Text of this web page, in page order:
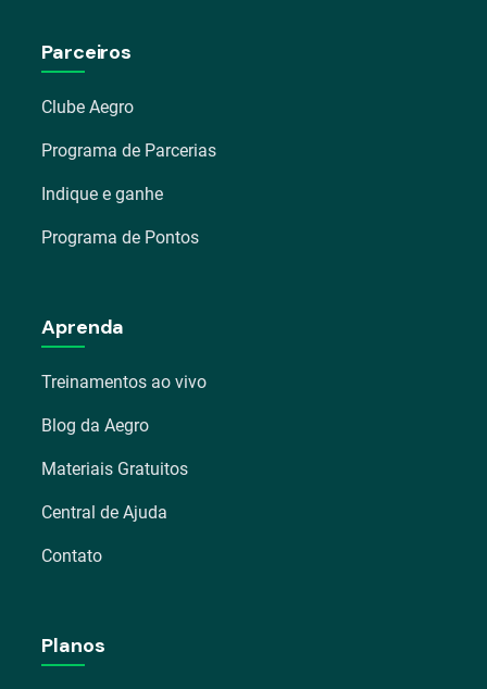
Parceiros
Clube Aegro
Programa de Parcerias
Indique e ganhe
Programa de Pontos
Aprenda
Treinamentos ao vivo
Blog da Aegro
Materiais Gratuitos
Central de Ajuda
Contato
Planos